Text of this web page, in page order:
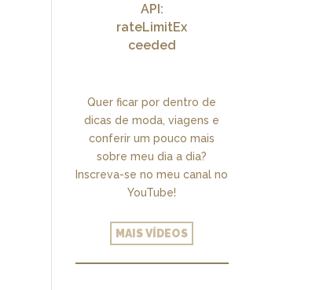
API:
rateLimitEx
ceeded
Quer ficar por dentro de
dicas de moda, viagens e
conferir um pouco mais
sobre meu dia a dia?
Inscreva-se no meu canal no
YouTube!
MAIS VÍDEOS